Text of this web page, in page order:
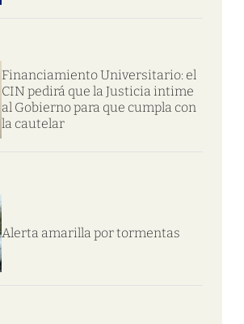
Financiamiento Universitario: el
CIN pedirá que la Justicia intime
al Gobierno para que cumpla con
la cautelar
Alerta amarilla por tormentas